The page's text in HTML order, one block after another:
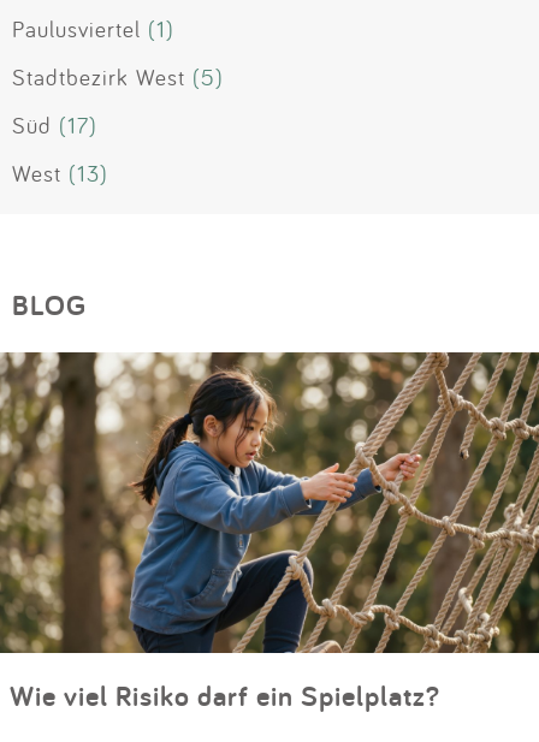
Paulusviertel (1)
Stadtbezirk West (5)
Süd (17)
West (13)
BLOG
Wie viel Risiko darf ein Spielplatz?